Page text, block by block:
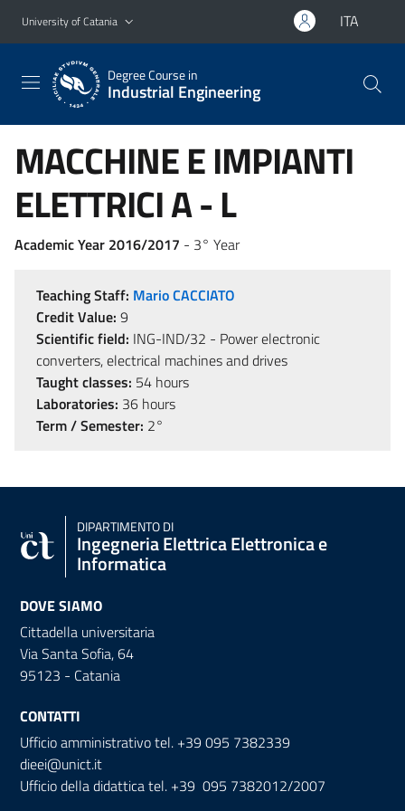
Go to main content
Go to navigation menu
University of Catania ITA
Degree Course in
Industrial Engineering
MACCHINE E IMPIANTI
ELETTRICI A - L
Academic Year 2016/2017 - 3° Year
Teaching Staff: Mario CACCIATO
Credit Value: 9
Scientific field: ING-IND/32 - Power electronic
converters, electrical machines and drives
Taught classes: 54 hours
Laboratories: 36 hours
Term / Semester: 2°
DIPARTIMENTO DI
Ingegneria Elettrica Elettronica e
Informatica
DOVE SIAMO
Cittadella universitaria
Via Santa Sofia, 64
95123 - Catania
CONTATTI
Ufficio amministrativo tel. +39 095 7382339
dieei@unict.it
Ufficio della didattica tel. +39 095 7382012/2007